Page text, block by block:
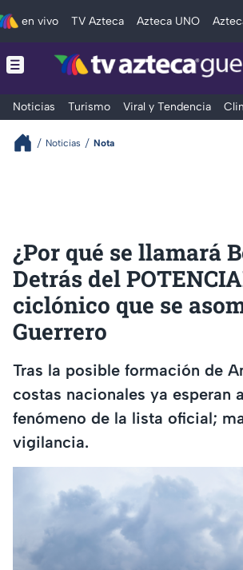
en vivo TV Azteca Azteca UNO
Noticias Turismo Viral y Tendencia
Noticias Nota
¿Por qué se llamará
Detrás del
ciclónico que se
Guerrero
Tras la posible formación de
costas nacionales ya esperan
fenómeno de la lista oficial;
vigilancia.